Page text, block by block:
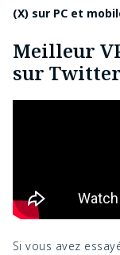
(X) sur PC et
Meilleur
sur
Si vous avez